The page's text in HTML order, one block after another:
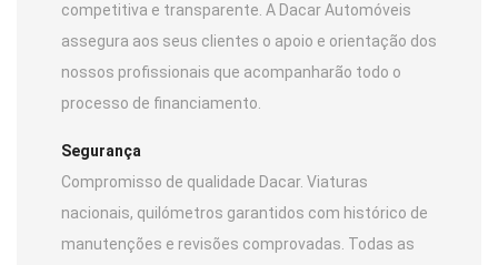
competitiva e transparente. A Dacar Automóveis
assegura aos seus clientes o apoio e orientação dos
nossos profissionais que acompanharão todo o
processo de financiamento.
Segurança
Compromisso de qualidade Dacar. Viaturas
nacionais, quilómetros garantidos com histórico de
manutenções e revisões comprovadas. Todas as